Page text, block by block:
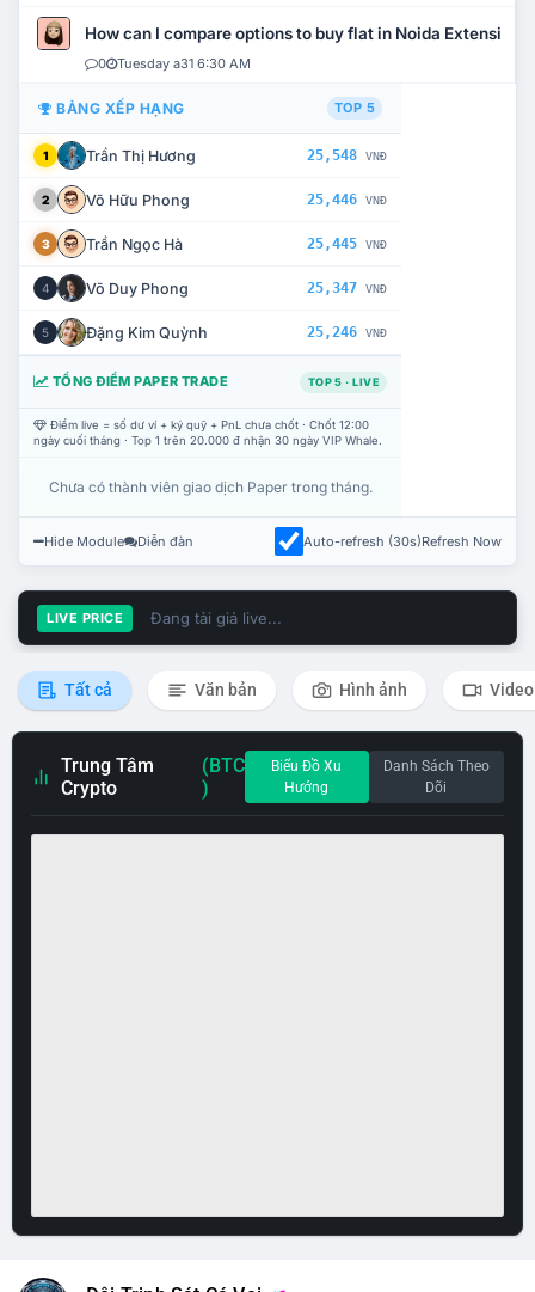
How can I compare options to buy flat in Noida Extension?
0 Tuesday a31 6:30 AM
BẢNG XẾP HẠNG TOP 5
1 Trần Thị Hương 25,548 VNĐ
2 Võ Hữu Phong 25,446 VNĐ
3 Trần Ngọc Hà 25,445 VNĐ
4 Võ Duy Phong 25,347 VNĐ
5 Đặng Kim Quỳnh 25,246 VNĐ
TỔNG ĐIỂM PAPER TRADE TOP 5 · LIVE
Điểm live = số dư ví + ký quỹ + PnL chưa chốt · Chốt 12:00
ngày cuối tháng · Top 1 trên 20.000 đ nhận 30 ngày VIP Whale.
Chưa có thành viên giao dịch Paper trong tháng.
Hide Module Diễn đàn Auto-refresh (30s)Refresh Now
LIVE PRICE Đang tải giá live...
Tất cả Văn bản Hình ảnh Video
Trung Tâm
Crypto
(BTC
)
Biểu Đồ Xu
Hướng
Danh Sách Theo
Dõi